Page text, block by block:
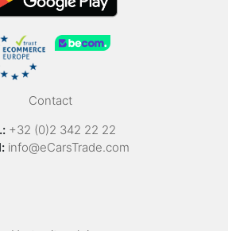
Contact
+32 (0)2 342 22 22
info@eCarsTrade.com